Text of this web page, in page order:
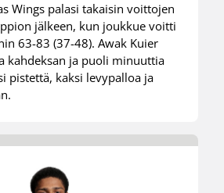
Wings palasi takaisin voittojen
jälkeen, kun joukkue voitti
63-83 (37-48). Awak Kuier
kahdeksan ja puoli minuuttia
pistettä, kaksi levypalloa ja